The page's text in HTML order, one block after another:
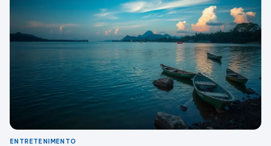
ENTRETENIMENTO